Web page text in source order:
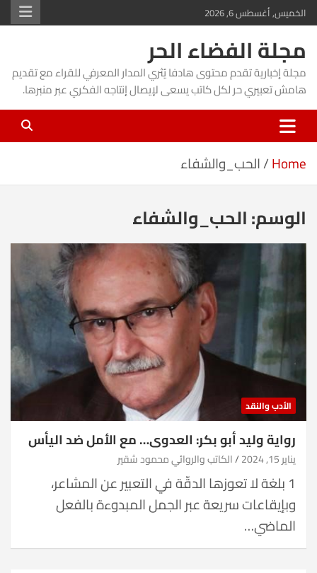
Skip
to
content
الخميس, أغسطس 6, 2026
مجلة الفضاء الحر
مجلة إخبارية تقدم محتوى هادفا يُثري المدار المعرفي للقراء مع تقديم
هامش تعبيري حر لكل كاتب يسعى لإيصال إنتاجه الفكري عبر منبرها.
Home الحب_والشفاء
الوسم:الحب_والشفاء
الأدب والنقد
رواية وليد أبو بكر: العدوى… مع الأمل ضد اليأس
يناير 15, 2024 الكاتب والروائي محمود شقير
1 بلغة لا تعوزها الدقّة في التعبير عن المشاعر،
وبإيقاعات سريعة عبر الجمل المبدوءة بالفعل
الماضي…